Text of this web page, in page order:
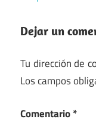
Dejar un
Tu dirección de
Los campos
Comentario*